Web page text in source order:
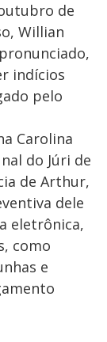
de
Willian
indícios
pelo
Carolina
do Júri de
de Arthur,
dele
eletrônica,
como
e